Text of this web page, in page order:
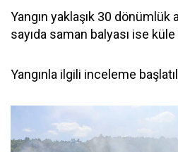
Yangın yaklaşık 30
sayıda saman balyası ise
Yangınla ilgili inceleme